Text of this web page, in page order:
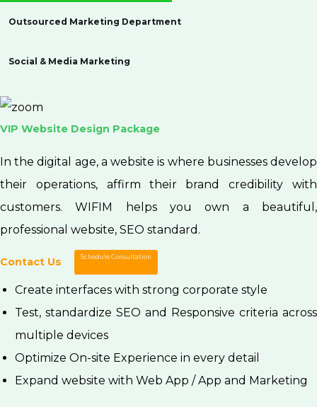
Outsourced Marketing Department
Social & Media Marketing
VIP Website Design Package
In the digital age, a website is where businesses develop
their operations, affirm their brand credibility with
customers. WIFIM helps you own a beautiful,
professional website, SEO standard.
Contact Us Schedule Consultation
Create interfaces with strong corporate style
Test, standardize SEO and Responsive criteria across
multiple devices
Optimize On-site Experience in every detail
Expand website with Web App / App and Marketing